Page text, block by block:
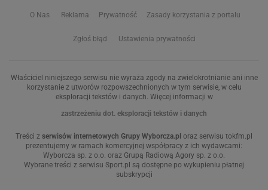
O Nas Reklama Prywatność Zasady korzystania z portalu
Zgłoś błąd Ustawienia prywatności
Właściciel niniejszego serwisu nie wyraża zgody na zwielokrotnianie ani inne
korzystanie z utworów rozpowszechnionych w tym serwisie, w celu
eksploracji tekstów i danych. Więcej informacji w
zastrzeżeniu dot. eksploracji tekstów i danych
Treści z serwisów internetowych Grupy Wyborcza.pl oraz serwisu tokfm.pl
prezentujemy w ramach komercyjnej współpracy z ich wydawcami:
Wyborcza sp. z o.o. oraz Grupą Radiową Agory sp. z o.o.
Wybrane treści z serwisu Sport.pl są dostępne po wykupieniu płatnej
subskrypcji